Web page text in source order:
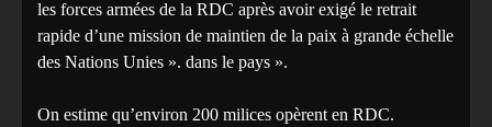
les forces armées de la RDC après avoir exigé le retrait
rapide d’une mission de maintien de la paix à grande échelle
des Nations Unies ». dans le pays ».
On estime qu’environ 200 milices opèrent en RDC.